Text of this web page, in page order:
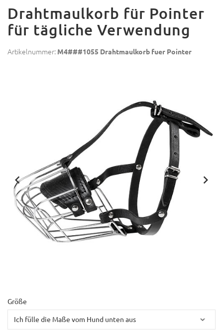
Drahtmaulkorb für Pointer
für tägliche Verwendung
Artikelnummer: M4###1055 Drahtmaulkorb fuer Pointer
Größe